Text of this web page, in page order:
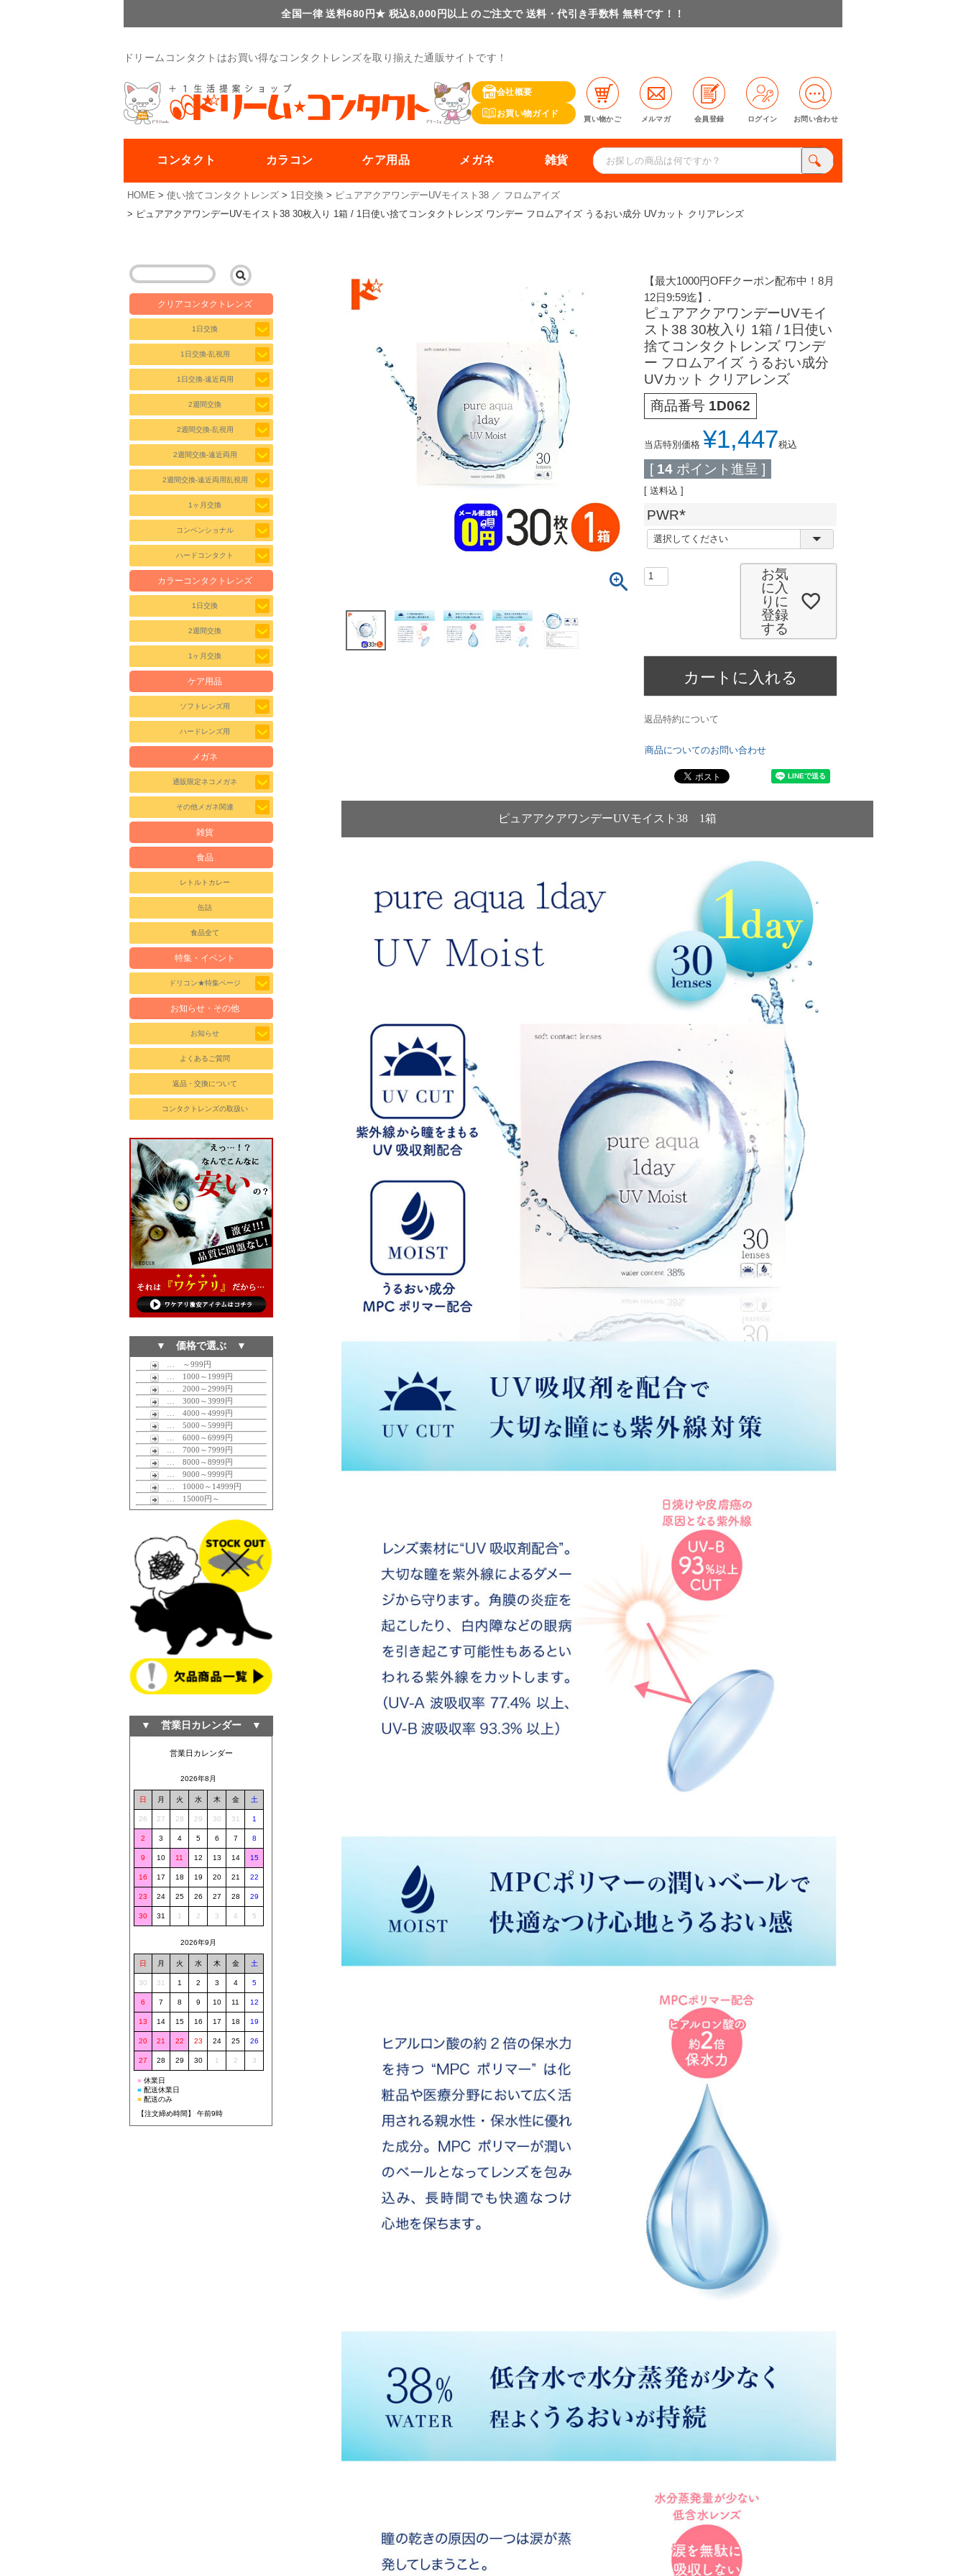
全国一律 送料680円★ 税込8,000円以上 のご注文で 送料・代引き手数料 無料です！！
ドリームコンタクトはお買い得なコンタクトレンズを取り揃えた通販サイトです！
会社概要
お買い物ガイド
買い物かご メルマガ 会員登録 ログイン お問い合わせ
コンタクト カラコン ケア用品 メガネ 雑貨
HOME 使い捨てコンタクトレンズ 1日交換
ピュアアクアワンデーUVモイスト38 ／ フロムアイズ
ピュアアクアワンデーUVモイスト38 30枚入り 1箱 / 1日使い捨てコンタクトレンズ ワンデー フロムアイズ うるおい成分 UVカット クリアレンズ
クリアコンタクトレンズ
1日交換
1日交換-乱視用
1日交換-遠近両用
2週間交換
2週間交換-乱視用
2週間交換-遠近両用
2週間交換-遠近両用乱視用
1ヶ月交換
コンベンショナル
ハードコンタクト
カラーコンタクトレンズ
1日交換
2週間交換
1ヶ月交換
ケア用品
ソフトレンズ用
ハードレンズ用
メガネ
通販限定ネコメガネ
その他メガネ関連
雑貨
食品
レトルトカレー
缶詰
食品全て
特集・イベント
ドリコン★特集ページ
お知らせ・その他
お知らせ
よくあるご質問
返品・交換について
コンタクトレンズの取扱い
▼ 価格で選ぶ ▼
… ～999円
… 1000～1999円
… 2000～2999円
… 3000～3999円
… 4000～4999円
… 5000～5999円
… 6000～6999円
… 7000～7999円
… 8000～8999円
… 9000～9999円
… 10000～14999円
… 15000円～
▼ 営業日カレンダー ▼
営業日カレンダー
2026年8月
日 月 火 水 木 金 土
26 27 28 29 30 31 1
2 3 4 5 6 7 8
9 10 11 12 13 14 15
16 17 18 19 20 21 22
23 24 25 26 27 28 29
30 31 1 2 3 4 5
2026年9月
日 月 火 水 木 金 土
30 31 1 2 3 4 5
6 7 8 9 10 11 12
13 14 15 16 17 18 19
20 21 22 23 24 25 26
27 28 29 30 1 2 3
■ 休業日
■ 配送休業日
■ 配送のみ
【注文締め時間】 午前9時
【最大1000円OFFクーポン配布中！8月
12日9:59迄】.
ピュアアクアワンデーUVモイ
スト38 30枚入り 1箱 / 1日使い
捨てコンタクトレンズ ワンデ
ー フロムアイズ うるおい成分
UVカット クリアレンズ
商品番号 1D062
当店特別価格 ¥1,447税込
[ 14 ポイント進呈 ]
送料込
PWR
(
必
お気
に入
りに
登録
する
カートに入れる
返品特約について
商品についてのお問い合わせ
ピュアアクアワンデーUVモイスト38 1箱